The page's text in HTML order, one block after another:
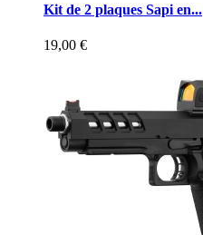
Kit de 2 plaques Sapi en...
19,00 €